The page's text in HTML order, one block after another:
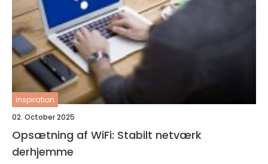
inspiration
02. October 2025
Opsætning af WiFi: Stabilt netværk
derhjemme